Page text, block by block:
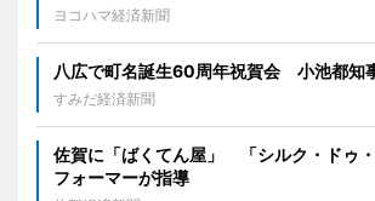
ヨコハマ経済新聞
八広で町名誕生60周年祝賀会 小池都知
すみだ経済新聞
佐賀に「ばくてん屋」 「シルク・ドゥ
フォーマーが指導